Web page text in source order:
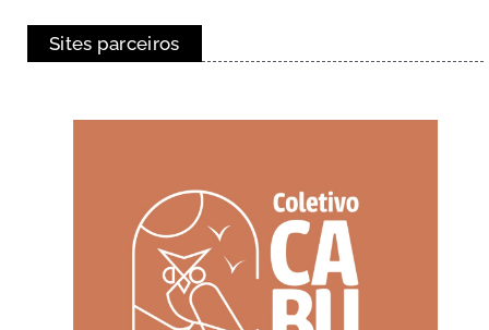
Sites parceiros